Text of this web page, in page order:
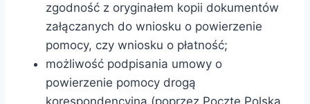
zgodność z oryginałem kopii dokumentów
załączanych do wniosku o powierzenie
pomocy, czy wniosku o płatność;
możliwość podpisania umowy o
powierzenie pomocy drogą
korespondencyjną (poprzez Pocztę Polską